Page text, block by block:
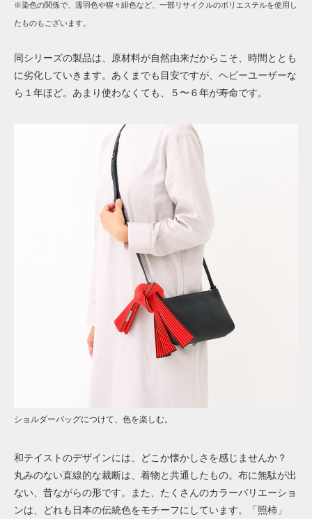
※染色の関係で、 濡羽色や猩々緋色など、一部リサイクルのポリエステルを使用し
たものもございます。
同シリーズの製品は、原材料が自然由来だからこそ、時間ととも
に劣化していきます。あくまでも目安ですが、ヘビーユーザーな
ら１年ほど。あまり使わなくても、５〜６年が寿命です。
ショルダーバッグにつけて、色を楽しむ。
和テイストのデザインには、どこか懐かしさを感じませんか？
丸みのない直線的な裁断は、着物と共通したもの。布に無駄が出
ない、昔ながらの形です。また、たくさんのカラーバリエーショ
ンは、どれも日本の伝統色をモチーフにしています。「照柿」